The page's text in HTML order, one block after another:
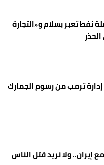
نفط تعبر بسلام و«التجارة
إدارة ترمب من رسوم الجمارك
إيران.. ولا نريد قتل الناس